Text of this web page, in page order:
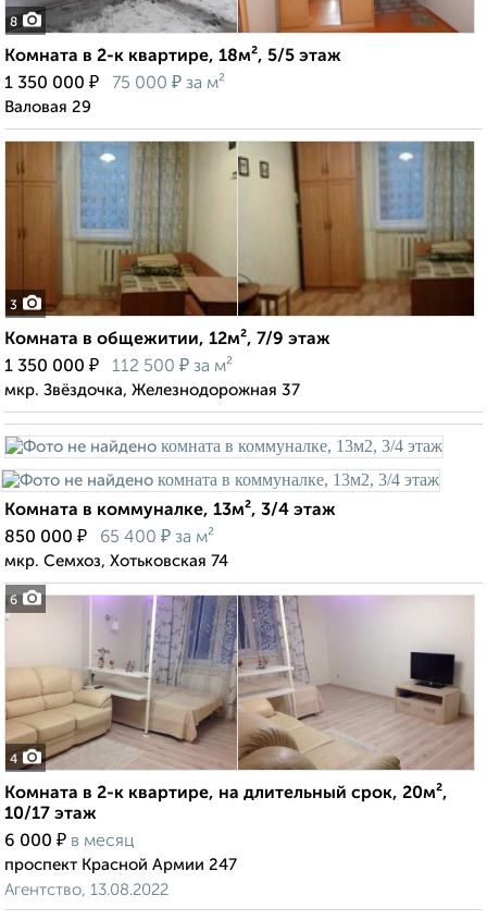
8
Комната в 2-к квартире, 18м², 5/5 этаж
1 350 000 ₽ 75 000 ₽ за м²
Валовая 29
3
Комната в общежитии, 12м², 7/9 этаж
1 350 000 ₽ 112 500 ₽ за м²
мкр. Звёздочка, Железнодорожная 37
6
Комната в коммуналке, 13м², 3/4 этаж
850 000 ₽ 65 400 ₽ за м²
мкр. Семхоз, Хотьковская 74
4
Комната в 2-к квартире, на длительный срок, 20м²,
10/17 этаж
6 000 ₽ в месяц
проспект Красной Армии 247
Агентство, 13.08.2022